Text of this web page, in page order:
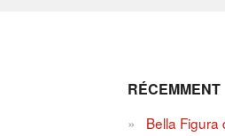
RÉCEMMENT
Bella Figura